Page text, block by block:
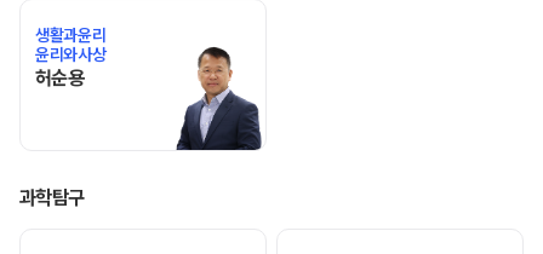
생활과윤리
윤리와사상
허순용허순용 선생님 홈 바로가기
과학탐구